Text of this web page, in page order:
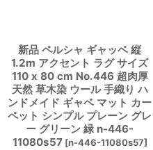
新品 ペルシャ ギャッベ 縦
1.2m アクセント ラグ サイズ
110 x 80 cm No.446 超肉厚
天然 草木染 ウール 手織り ハ
ンドメイド ギャベ マット カー
ペット シンプル プレーン グレ
ー グリーン 緑 n-446-
11080s57 [n-446-11080s57]